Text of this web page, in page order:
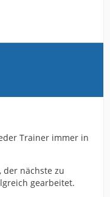
Trainer immer in
der nächste zu
gearbeitet.